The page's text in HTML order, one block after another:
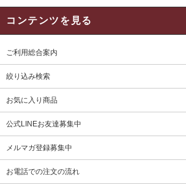
コンテンツを見る
ご利用総合案内
絞り込み検索
お気に入り商品
公式LINEお友達募集中
メルマガ登録募集中
お電話での注文の流れ